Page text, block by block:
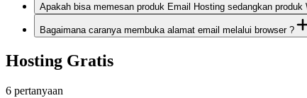
Apakah bisa memesan produk Email Hosting sedangkan
Bagaimana caranya membuka alamat email melalui browser ?
Hosting Gratis
6 pertanyaan